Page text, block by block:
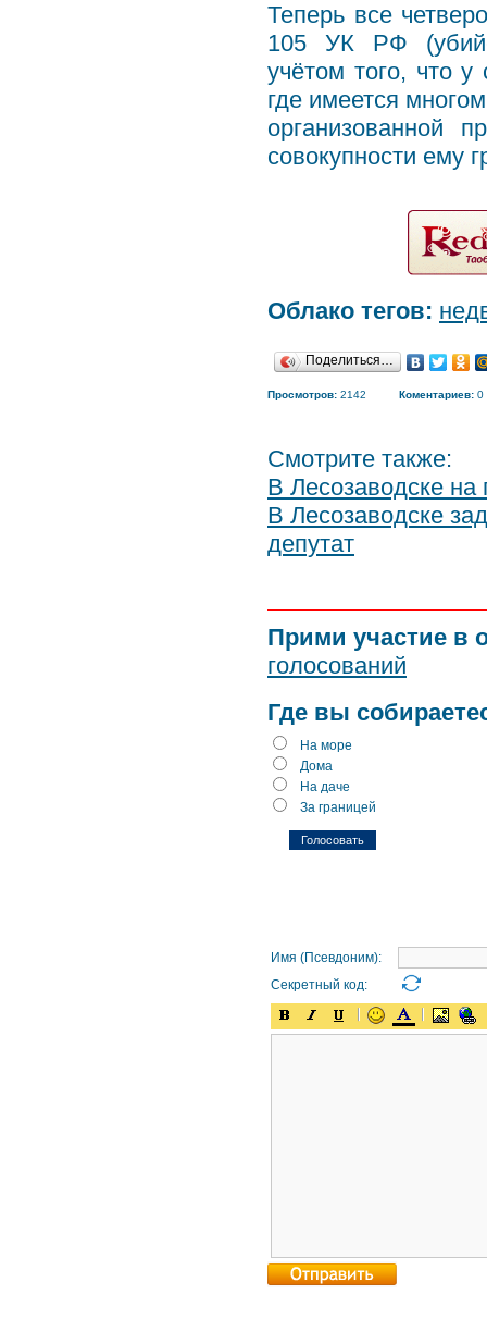
Теперь все
105 УК РФ
учётом того, что
где имеется
организованной
совокупности ему
Облако тегов:
Поделиться…
Просмотров: 2142 Коментариев: 0
Смотрите также:
В Лесозаводске
В Лесозаводске
депутат
Прими участие в
голосований
Где вы
На море
Дома
На даче
За границей
Имя (Псевдоним):
Секретный код: